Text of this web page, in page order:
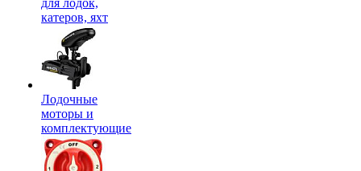
для лодок,
катеров, яхт
Лодочные
моторы и
комплектующие